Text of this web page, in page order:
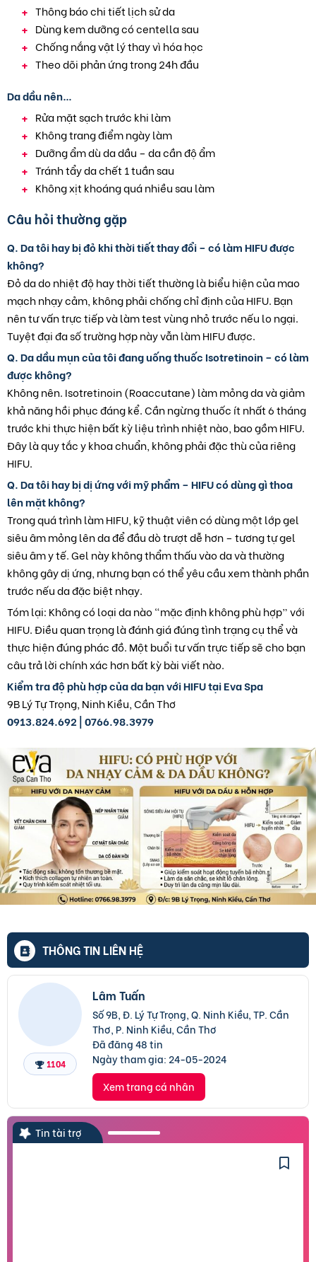
Thông báo chi tiết lịch sử da
Dùng kem dưỡng có centella sau
Chống nắng vật lý thay vì hóa học
Theo dõi phản ứng trong 24h đầu
Da dầu nên…
Rửa mặt sạch trước khi làm
Không trang điểm ngày làm
Dưỡng ẩm dù da dầu – da cần độ ẩm
Tránh tẩy da chết 1 tuần sau
Không xịt khoáng quá nhiều sau làm
Câu hỏi thường gặp
Q. Da tôi hay bị đỏ khi thời tiết thay đổi – có làm HIFU được
không?
Đỏ da do nhiệt độ hay thời tiết thường là biểu hiện của mao
mạch nhạy cảm, không phải chống chỉ định của HIFU. Bạn
nên tư vấn trực tiếp và làm test vùng nhỏ trước nếu lo ngại.
Tuyệt đại đa số trường hợp này vẫn làm HIFU được.
Q. Da dầu mụn của tôi đang uống thuốc Isotretinoin – có làm
được không?
Không nên. Isotretinoin (Roaccutane) làm mỏng da và giảm
khả năng hồi phục đáng kể. Cần ngừng thuốc ít nhất 6 tháng
trước khi thực hiện bất kỳ liệu trình nhiệt nào, bao gồm HIFU.
Đây là quy tắc y khoa chuẩn, không phải đặc thù của riêng
HIFU.
Q. Da tôi hay bị dị ứng với mỹ phẩm – HIFU có dùng gì thoa
lên mặt không?
Trong quá trình làm HIFU, kỹ thuật viên có dùng một lớp gel
siêu âm mỏng lên da để đầu dò trượt dễ hơn – tương tự gel
siêu âm y tế. Gel này không thẩm thấu vào da và thường
không gây dị ứng, nhưng bạn có thể yêu cầu xem thành phần
trước nếu da đặc biệt nhạy.
Tóm lại: Không có loại da nào “mặc định không phù hợp” với
HIFU. Điều quan trọng là đánh giá đúng tình trạng cụ thể và
thực hiện đúng phác đồ. Một buổi tư vấn trực tiếp sẽ cho bạn
câu trả lời chính xác hơn bất kỳ bài viết nào.
Kiểm tra độ phù hợp của da bạn với HIFU tại Eva Spa
9B Lý Tự Trọng, Ninh Kiều, Cần Thơ
0913.824.692 | 0766.98.3979
THÔNG TIN LIÊN HỆ
1104
Lâm Tuấn
Số 9B, Đ. Lý Tự Trọng, Q. Ninh Kiều, TP. Cần
Thơ, P. Ninh Kiều, Cần Thơ
Đã đăng 48 tin
Ngày tham gia: 24-05-2024
Xem trang cá nhân
Tin tài trợ